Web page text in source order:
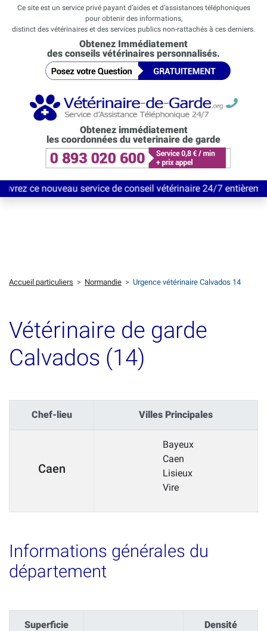
Ce site est un service privé payant d’aides et d’assistances téléphoniques
pour obtenir des informations,
distinct des vétérinaires et des services publics non-rattachés à ces derniers.
Obtenez Immédiatement
des conseils vétérinaires personnalisés.
Obtenez immédiatement
les coordonnées du veterinaire de garde
service de conseil vétérinaire 24/7 entièrement Gratuit
Accueil particuliers > Normandie > Urgence vétérinaire Calvados 14
Vétérinaire de garde
Calvados (14)
Chef-lieu Villes Principales
Caen
Bayeux
Caen
Lisieux
Vire
Informations générales du
département
Superficie
Densité